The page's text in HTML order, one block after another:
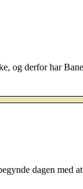
og derfor har
dagen med